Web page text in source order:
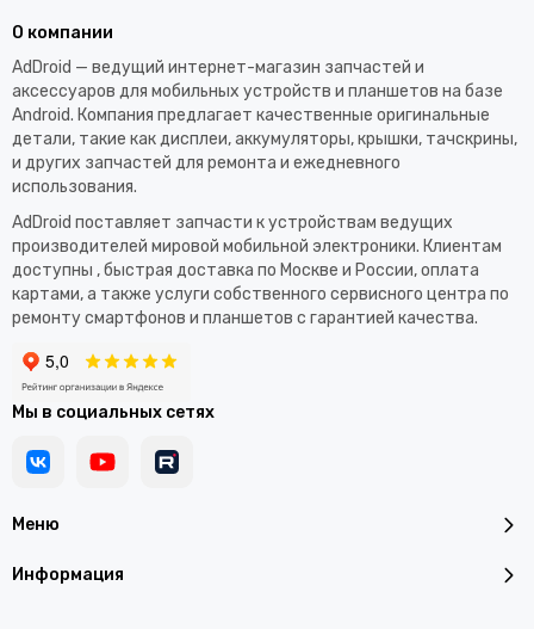
Меню
Информация
О компании
AdDroid — ведущий интернет-магазин запчастей и
аксессуаров для мобильных устройств и планшетов на базе
Android. Компания предлагает качественные оригинальные
детали, такие как дисплеи, аккумуляторы, крышки, тачскрины,
и других запчастей для ремонта и ежедневного
использования.​
AdDroid поставляет запчасти к устройствам ведущих
производителей мировой мобильной электроники. Клиентам
доступны , быстрая доставка по Москве и России, оплата
картами, а также услуги собственного сервисного центра по
ремонту смартфонов и планшетов с гарантией качества.
Мы в социальных сетях